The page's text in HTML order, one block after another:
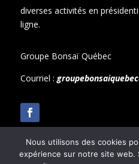
diverses activités en
ligne.
Groupe Bonsaï Québec
Courriel :
© 2024 – Tous droits réservés
Nous utilisons des cookies
expérience sur notre site web.